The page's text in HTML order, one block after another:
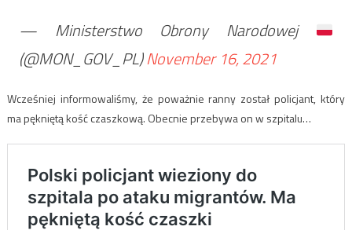
— Ministerstwo Obrony Narodowej
(@MON_GOV_PL)November 16, 2021
Wcześniej informowaliśmy, że poważnie ranny został policjant, który
ma pękniętą kość czaszkową. Obecnie przebywa on w szpitalu…